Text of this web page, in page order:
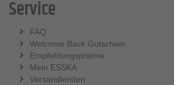
Service
FAQ
Welcome Back Gutschein
Empfehlungsprämie
Mein ESSKA
Versandkosten